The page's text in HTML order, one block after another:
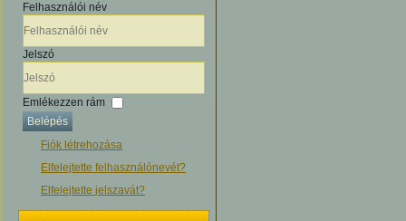
Felhasználói név
Jelszó
Emlékezzen rám
Belépés
Fiók létrehozása
Elfelejtette felhasználónevét?
Elfelejtette jelszavát?